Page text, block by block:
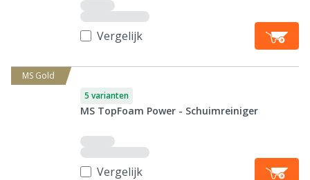
Vergelijk
MS Gold
5 varianten
MS TopFoam Power - Schuimreiniger
Vergelijk